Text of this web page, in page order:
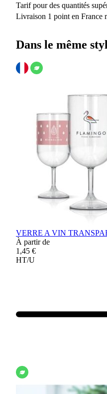
Tarif pour des quantités
Livraison 1 point en France
Dans le même
VERRE A VIN
À partir de
1,45 €
HT/U